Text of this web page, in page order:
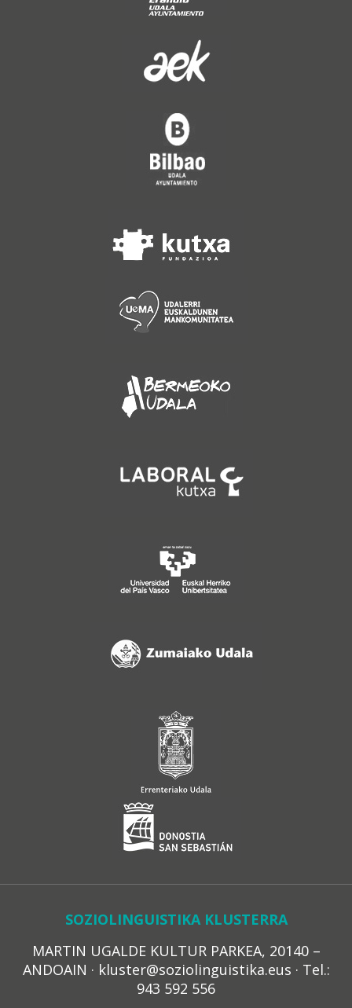
SOZIOLINGUISTIKA KLUSTERRA
MARTIN UGALDE KULTUR PARKEA, 20140 –
ANDOAIN · kluster@soziolinguistika.eus · Tel.:
943 592 556